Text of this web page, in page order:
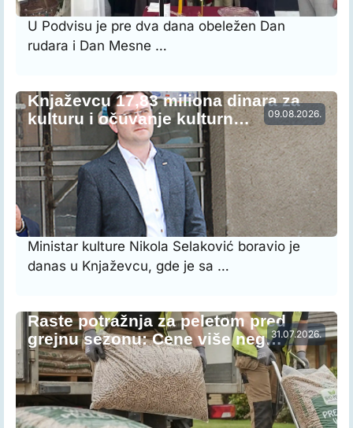
U Podvisu je pre dva dana obeležen Dan
rudara i Dan Mesne …
09.08.2026.
Knjaževcu 17,83 miliona dinara za
kulturu i očuvanje kulturn…
Ministar kulture Nikola Selaković boravio je
danas u Knjaževcu, gde je sa …
31.07.2026.
Raste potražnja za peletom pred
grejnu sezonu: Cene više neg…